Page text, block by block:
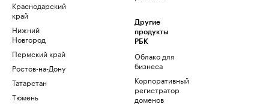
Краснодарский
край
Нижний
Новгород
Пермский край
Ростов-на-Дону
Татарстан
Тюмень
Другие
продукты
РБК
Облако для
бизнеса
Корпоративный
регистратор
доменов